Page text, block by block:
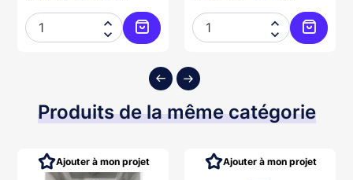
au panier


Ajouter au panier


Produits de la même catégorie
Ajouter à mon projet Ajouter à mon projet